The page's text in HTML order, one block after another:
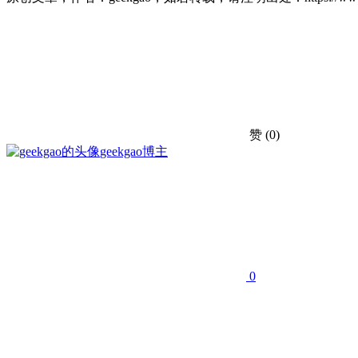
赞 (0)
geekgao博主
0